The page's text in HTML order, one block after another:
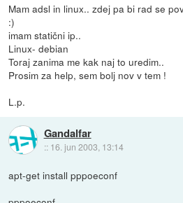
Mam adsl in linux.. zdej pa bi rad se
:)
imam statični ip..
Linux- debian
Toraj zanima me kak naj to uredim..
Prosim za help, sem bolj nov v tem !
L.p.
Gandalfar
:: 16. jun 2003, 13:14
apt-get install pppoeconf